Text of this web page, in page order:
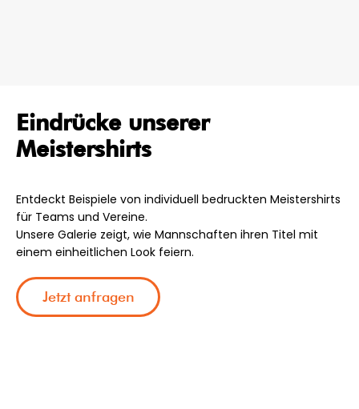
Eindrücke unserer
Meistershirts
Entdeckt Beispiele von individuell bedruckten Meistershirts
für Teams und Vereine.
Unsere Galerie zeigt, wie Mannschaften ihren Titel mit
einem einheitlichen Look feiern.
Jetzt anfragen